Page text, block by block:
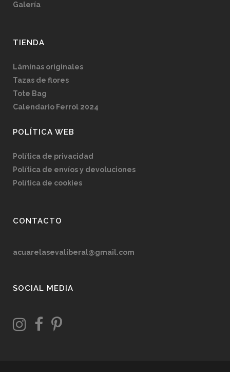
Galería
TIENDA
Láminas originales
Tazas de flores
Tote Bag
Calendario Ferrol 2024
POLÍTICA WEB
Política de privacidad
Política de envíos y devoluciones
Política de cookies
CONTACTO
acuarelasevaliberal@gmail.com
SOCIAL MEDIA